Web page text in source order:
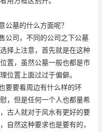
公墓的什么方面呢？
公司，不同的公司之下公墓
择上注意，首先就是在这种
置，虽然公墓一般也都是市
位置上面过过于偏僻。
要要看周边有什么样的环
，但是任何一个人也都量希
古人就对于风水有更好的要
，自然这种要求也是要有的，